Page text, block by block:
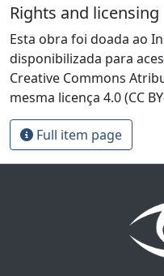
Rights and licensing
Esta obra foi doada ao
disponibilizada para
Creative Commons
mesma licença 4.0 (CC
Full item page